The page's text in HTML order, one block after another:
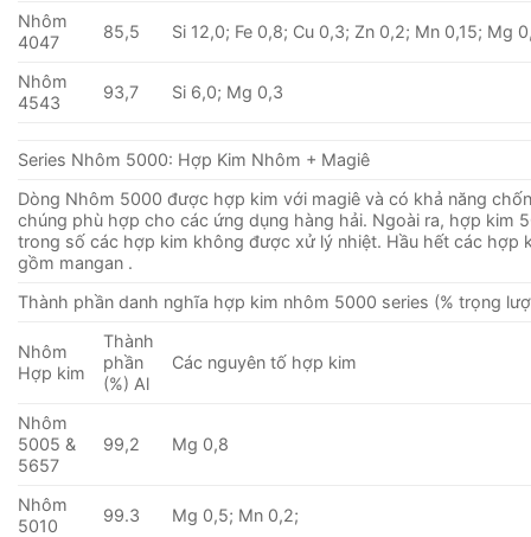
Nhôm
4047
85,5 Si 12,0; Fe 0,8; Cu 0,3; Zn 0,2; Mn 0,15; Mg
Nhôm
4543
93,7 Si 6,0; Mg 0,3
Series Nhôm 5000: Hợp Kim Nhôm + Magiê
Dòng Nhôm 5000 được hợp kim với magiê và có khả năng
chúng phù hợp cho các ứng dụng hàng hải. Ngoài ra, hợp kim
trong số các hợp kim không được xử lý nhiệt. Hầu hết các hợp
gồm mangan .
Thành phần danh nghĩa hợp kim nhôm 5000 series (% trọng
Nhôm
Hợp kim
Thành
phần
(%) Al
Các nguyên tố hợp kim
Nhôm
5005 &
5657
99,2 Mg 0,8
Nhôm
5010
99.3 Mg 0,5; Mn 0,2;